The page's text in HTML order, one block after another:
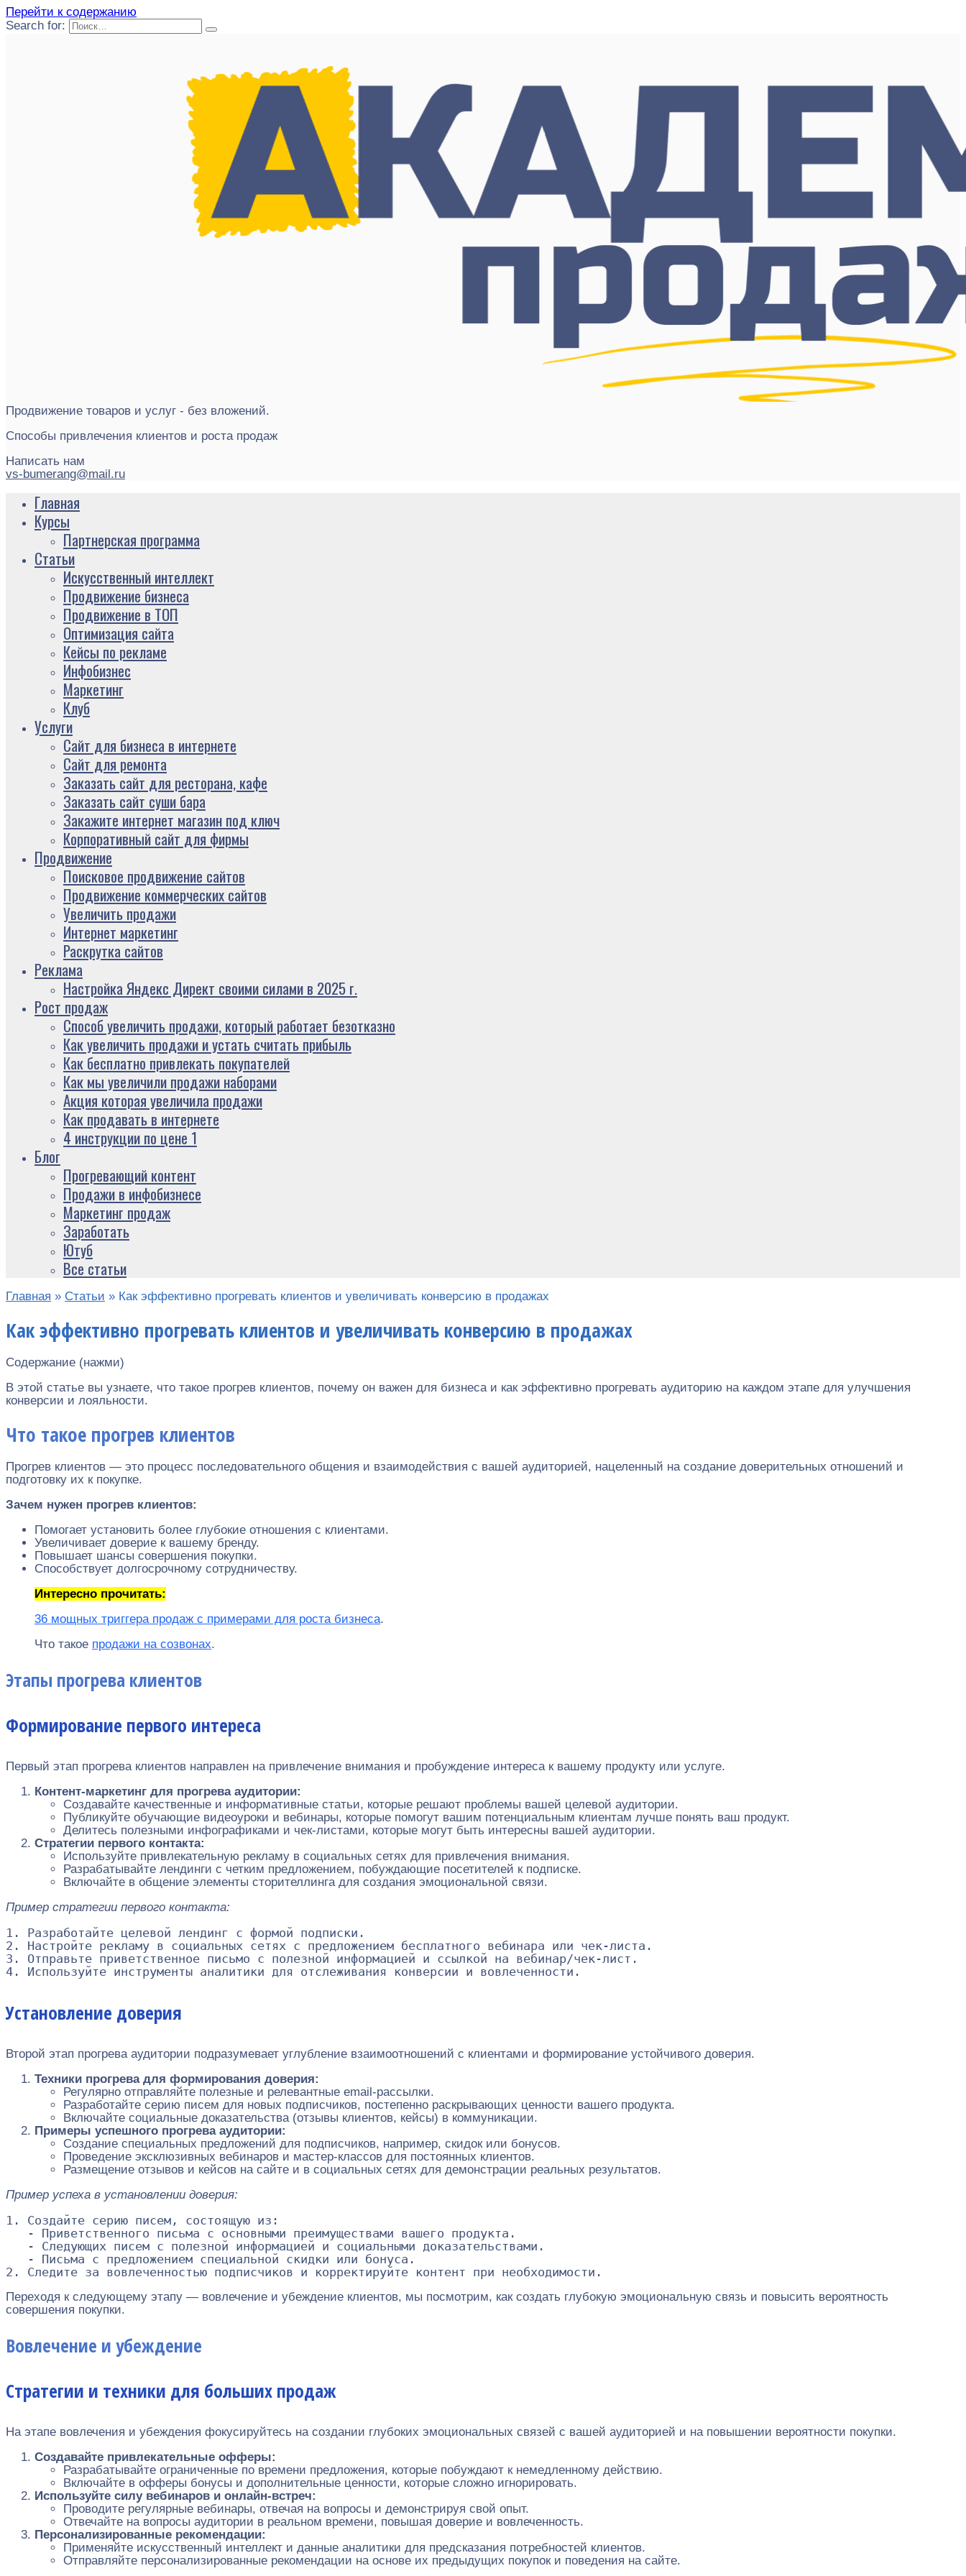
Перейти к содержанию
Search for:
Продвижение товаров и услуг - без вложений.
Способы привлечения клиентов и роста продаж
Написать нам
vs-bumerang@mail.ru
Главная
Курсы
Партнерская программа
Статьи
Искусственный интеллект
Продвижение бизнеса
Продвижение в ТОП
Оптимизация сайта
Кейсы по рекламе
Инфобизнес
Маркетинг
Клуб
Услуги
Сайт для бизнеса в интернете
Сайт для ремонта
Заказать сайт для ресторана, кафе
Заказать сайт суши бара
Закажите интернет магазин под ключ
Корпоративный сайт для фирмы
Продвижение
Поисковое продвижение сайтов
Продвижение коммерческих сайтов
Увеличить продажи
Интернет маркетинг
Раскрутка сайтов
Реклама
Настройка Яндекс Директ своими силами в 2025 г.
Рост продаж
Способ увеличить продажи, который работает безотказно
Как увеличить продажи и устать считать прибыль
Как бесплатно привлекать покупателей
Как мы увеличили продажи наборами
Акция которая увеличила продажи
Как продавать в интернете
4 инструкции по цене 1
Блог
Прогревающий контент
Продажи в инфобизнесе
Маркетинг продаж
Заработать
Ютуб
Все статьи
Главная » Статьи » Как эффективно прогревать клиентов и увеличивать конверсию в продажах
Как эффективно прогревать клиентов и увеличивать конверсию в продажах
Содержание (нажми)
В этой статье вы узнаете, что такое прогрев клиентов, почему он важен для бизнеса и как эффективно прогревать аудиторию на каждом этапе для улучшения
конверсии и лояльности.
Что такое прогрев клиентов
Прогрев клиентов — это процесс последовательного общения и взаимодействия с вашей аудиторией, нацеленный на создание доверительных отношений и
подготовку их к покупке.
Зачем нужен прогрев клиентов:
Помогает установить более глубокие отношения с клиентами.
Увеличивает доверие к вашему бренду.
Повышает шансы совершения покупки.
Способствует долгосрочному сотрудничеству.
Интересно прочитать:
36 мощных триггера продаж с примерами для роста бизнеса.
Что такое продажи на созвонах.
Этапы прогрева клиентов
Формирование первого интереса
Первый этап прогрева клиентов направлен на привлечение внимания и пробуждение интереса к вашему продукту или услуге.
Контент-маркетинг для прогрева аудитории:
Создавайте качественные и информативные статьи, которые решают проблемы вашей целевой аудитории.
Публикуйте обучающие видеоуроки и вебинары, которые помогут вашим потенциальным клиентам лучше понять ваш продукт.
Делитесь полезными инфографиками и чек-листами, которые могут быть интересны вашей аудитории.
Стратегии первого контакта:
Используйте привлекательную рекламу в социальных сетях для привлечения внимания.
Разрабатывайте лендинги с четким предложением, побуждающие посетителей к подписке.
Включайте в общение элементы сторителлинга для создания эмоциональной связи.
Пример стратегии первого контакта:
1. Разработайте целевой лендинг с формой подписки.
2. Настройте рекламу в социальных сетях с предложением бесплатного вебинара или чек-листа.
3. Отправьте приветственное письмо с полезной информацией и ссылкой на вебинар/чек-лист.
Установление доверия
Второй этап прогрева аудитории подразумевает углубление взаимоотношений с клиентами и формирование устойчивого доверия.
Техники прогрева для формирования доверия:
Регулярно отправляйте полезные и релевантные email-рассылки.
Разработайте серию писем для новых подписчиков, постепенно раскрывающих ценности вашего продукта.
Включайте социальные доказательства (отзывы клиентов, кейсы) в коммуникации.
Примеры успешного прогрева аудитории:
Создание специальных предложений для подписчиков, например, скидок или бонусов.
Проведение эксклюзивных вебинаров и мастер-классов для постоянных клиентов.
Размещение отзывов и кейсов на сайте и в социальных сетях для демонстрации реальных результатов.
Пример успеха в установлении доверия:
1. Создайте серию писем, состоящую из:
   - Приветственного письма с основными преимуществами вашего продукта.
   - Следующих писем с полезной информацией и социальными доказательствами.
   - Письма с предложением специальной скидки или бонуса.
Переходя к следующему этапу — вовлечение и убеждение клиентов, мы посмотрим, как создать глубокую эмоциональную связь и повысить вероятность
совершения покупки.
Вовлечение и убеждение
Стратегии и техники для больших продаж
На этапе вовлечения и убеждения фокусируйтесь на создании глубоких эмоциональных связей с вашей аудиторией и на повышении вероятности покупки.
Создавайте привлекательные офферы:
Разрабатывайте ограниченные по времени предложения, которые побуждают к немедленному действию.
Включайте в офферы бонусы и дополнительные ценности, которые сложно игнорировать.
Используйте силу вебинаров и онлайн-встреч:
Проводите регулярные вебинары, отвечая на вопросы и демонстрируя свой опыт.
Отвечайте на вопросы аудитории в реальном времени, повышая доверие и вовлеченность.
Персонализированные рекомендации:
Применяйте искусственный интеллект и данные аналитики для предсказания потребностей клиентов.
Отправляйте персонализированные рекомендации на основе их предыдущих покупок и поведения на сайте.